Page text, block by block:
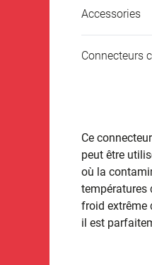
Accessories
Connecteurs
Ce
peut être
où la
températures
froid extrême
il est